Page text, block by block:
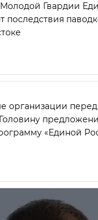
Гвардии
последствия
организации
«Единой